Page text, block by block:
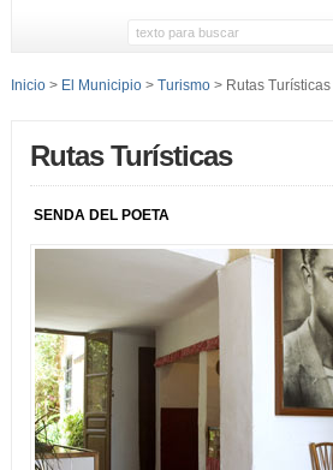
Inicio> El Municipio> Turismo> Rutas Turísticas
Rutas Turísticas
SENDA DEL POETA